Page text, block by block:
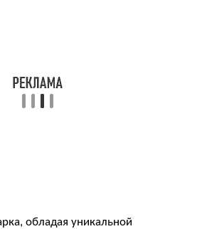
обладая уникальной